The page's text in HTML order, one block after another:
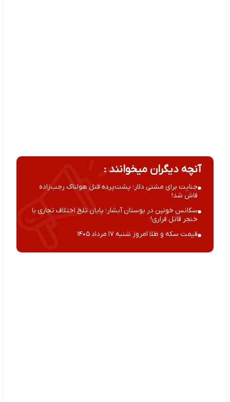
آنچه دیگران میخوانند :
جنایت برای مشتی دلار؛ پشت‌پرده قتل هولناک رجب‌زاده
فاش شد!
سکانس خونین در بوستان آبشار؛ پایان تلخ اختلاف تجاری با
خنجر قاتل فراری!
قیمت سکه و طلا امروز شنبه ۱۷ مرداد ۱۴۰۵